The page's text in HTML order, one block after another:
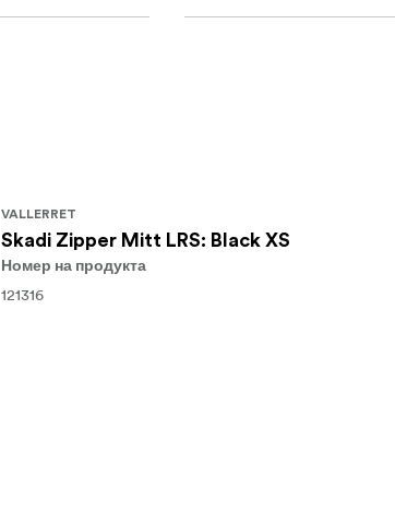
VALLERRET
Skadi Zipper Mitt LRS: Black XS
Номер на продукта
121316